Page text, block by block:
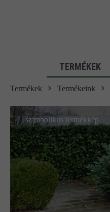
TERMÉKEK
Termékek Termékeink
szimbolikus termékkép